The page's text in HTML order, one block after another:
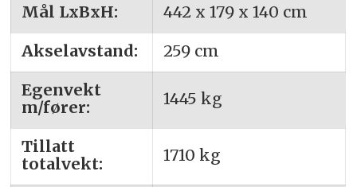
Mål LxBxH:
442 x 179 x 140 cm
Akselavstand:
259 cm
Egenvekt
m/fører:
1445 kg
Tillatt
totalvekt:
1710 kg